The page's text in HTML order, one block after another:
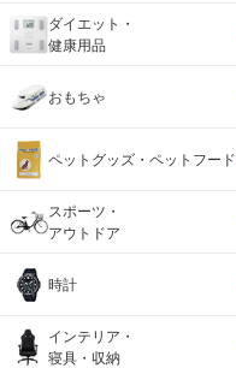
ダイエット・
健康用品
おもちゃ
ペットグッズ・ペットフード
スポーツ・
アウトドア
時計
インテリア・
寝具・収納